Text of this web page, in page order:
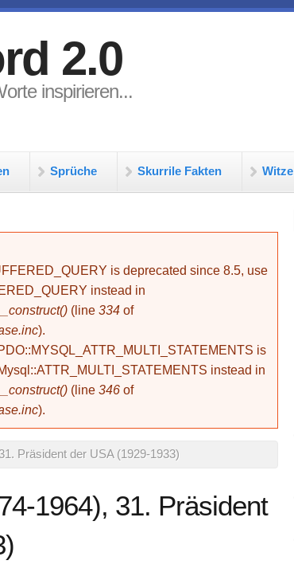
2.0
inspirieren...
Sprüche Skurrile Fakten Witze
is deprecated since 8.5, use
instead in
(line 334 of
).
is
instead in
(line 346 of
).
Präsident der USA (1929-1933)
1964), 31. Präsident